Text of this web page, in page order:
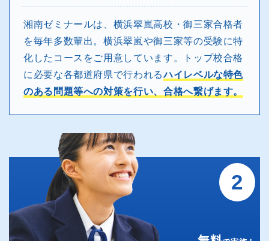
湘南ゼミナールは、横浜翠嵐高校・御三家合格者
を毎年多数輩出。横浜翠嵐や御三家等の受験に特
化したコースをご用意しています。トップ校合格
に必要な各都道府県で行われるハイレベルな特色
のある問題等への対策を行い、合格へ繋げます。
2